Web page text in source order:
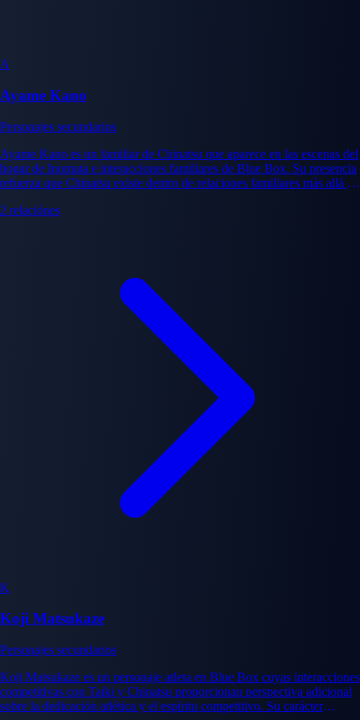
A
Ayame Kano
Personajes secundarios
Ayame Kano es un familiar de Chinatsu que aparece en las escenas del
hogar de Inomata e interacciones familiares de Blue Box. Su presencia
refuerza que Chinatsu existe dentro de relaciones familiares más allá de
con Taiki y Chinatsu añaden dimensión a la comprensión de cómo las
2 relaciónes
K
Koji Matsukaze
Personajes secundarios
Koji Matsukaze es un personaje atleta en Blue Box cuyas interacciones
competitivas con Taiki y Chinatsu proporcionan perspectiva adicional
sobre la dedicación atlética y el espíritu competitivo. Su carácter